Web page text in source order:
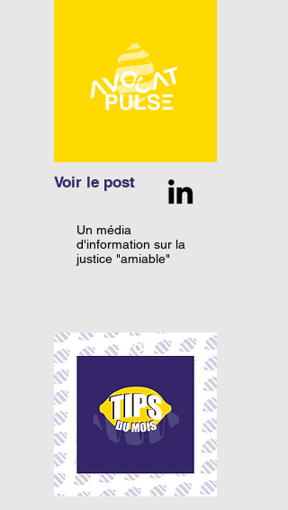
Voir le post
Un média
d'information sur la
justice "amiable"